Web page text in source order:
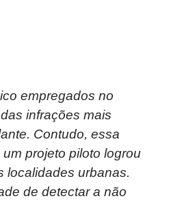
empregados no
infrações mais
Contudo, essa
projeto piloto logrou
localidades urbanas.
de detectar a não